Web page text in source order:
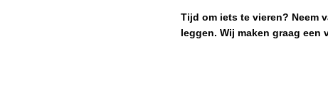
Tijd om iets te vieren? Neem
leggen. Wij maken graag